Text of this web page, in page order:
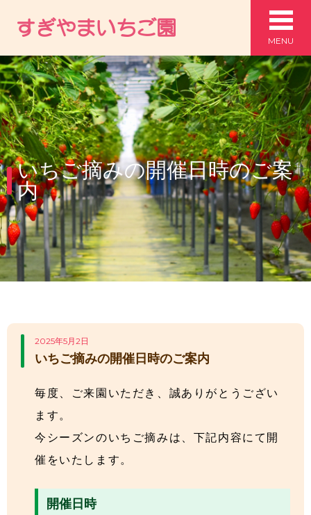
MENU
いちご摘みの開催日時のご案
内
2025年5月2日
いちご摘みの開催日時のご案内
毎度、ご来園いただき、誠ありがとうござい
ます。
今シーズンのいちご摘みは、下記内容にて開
催をいたします。
開催日時